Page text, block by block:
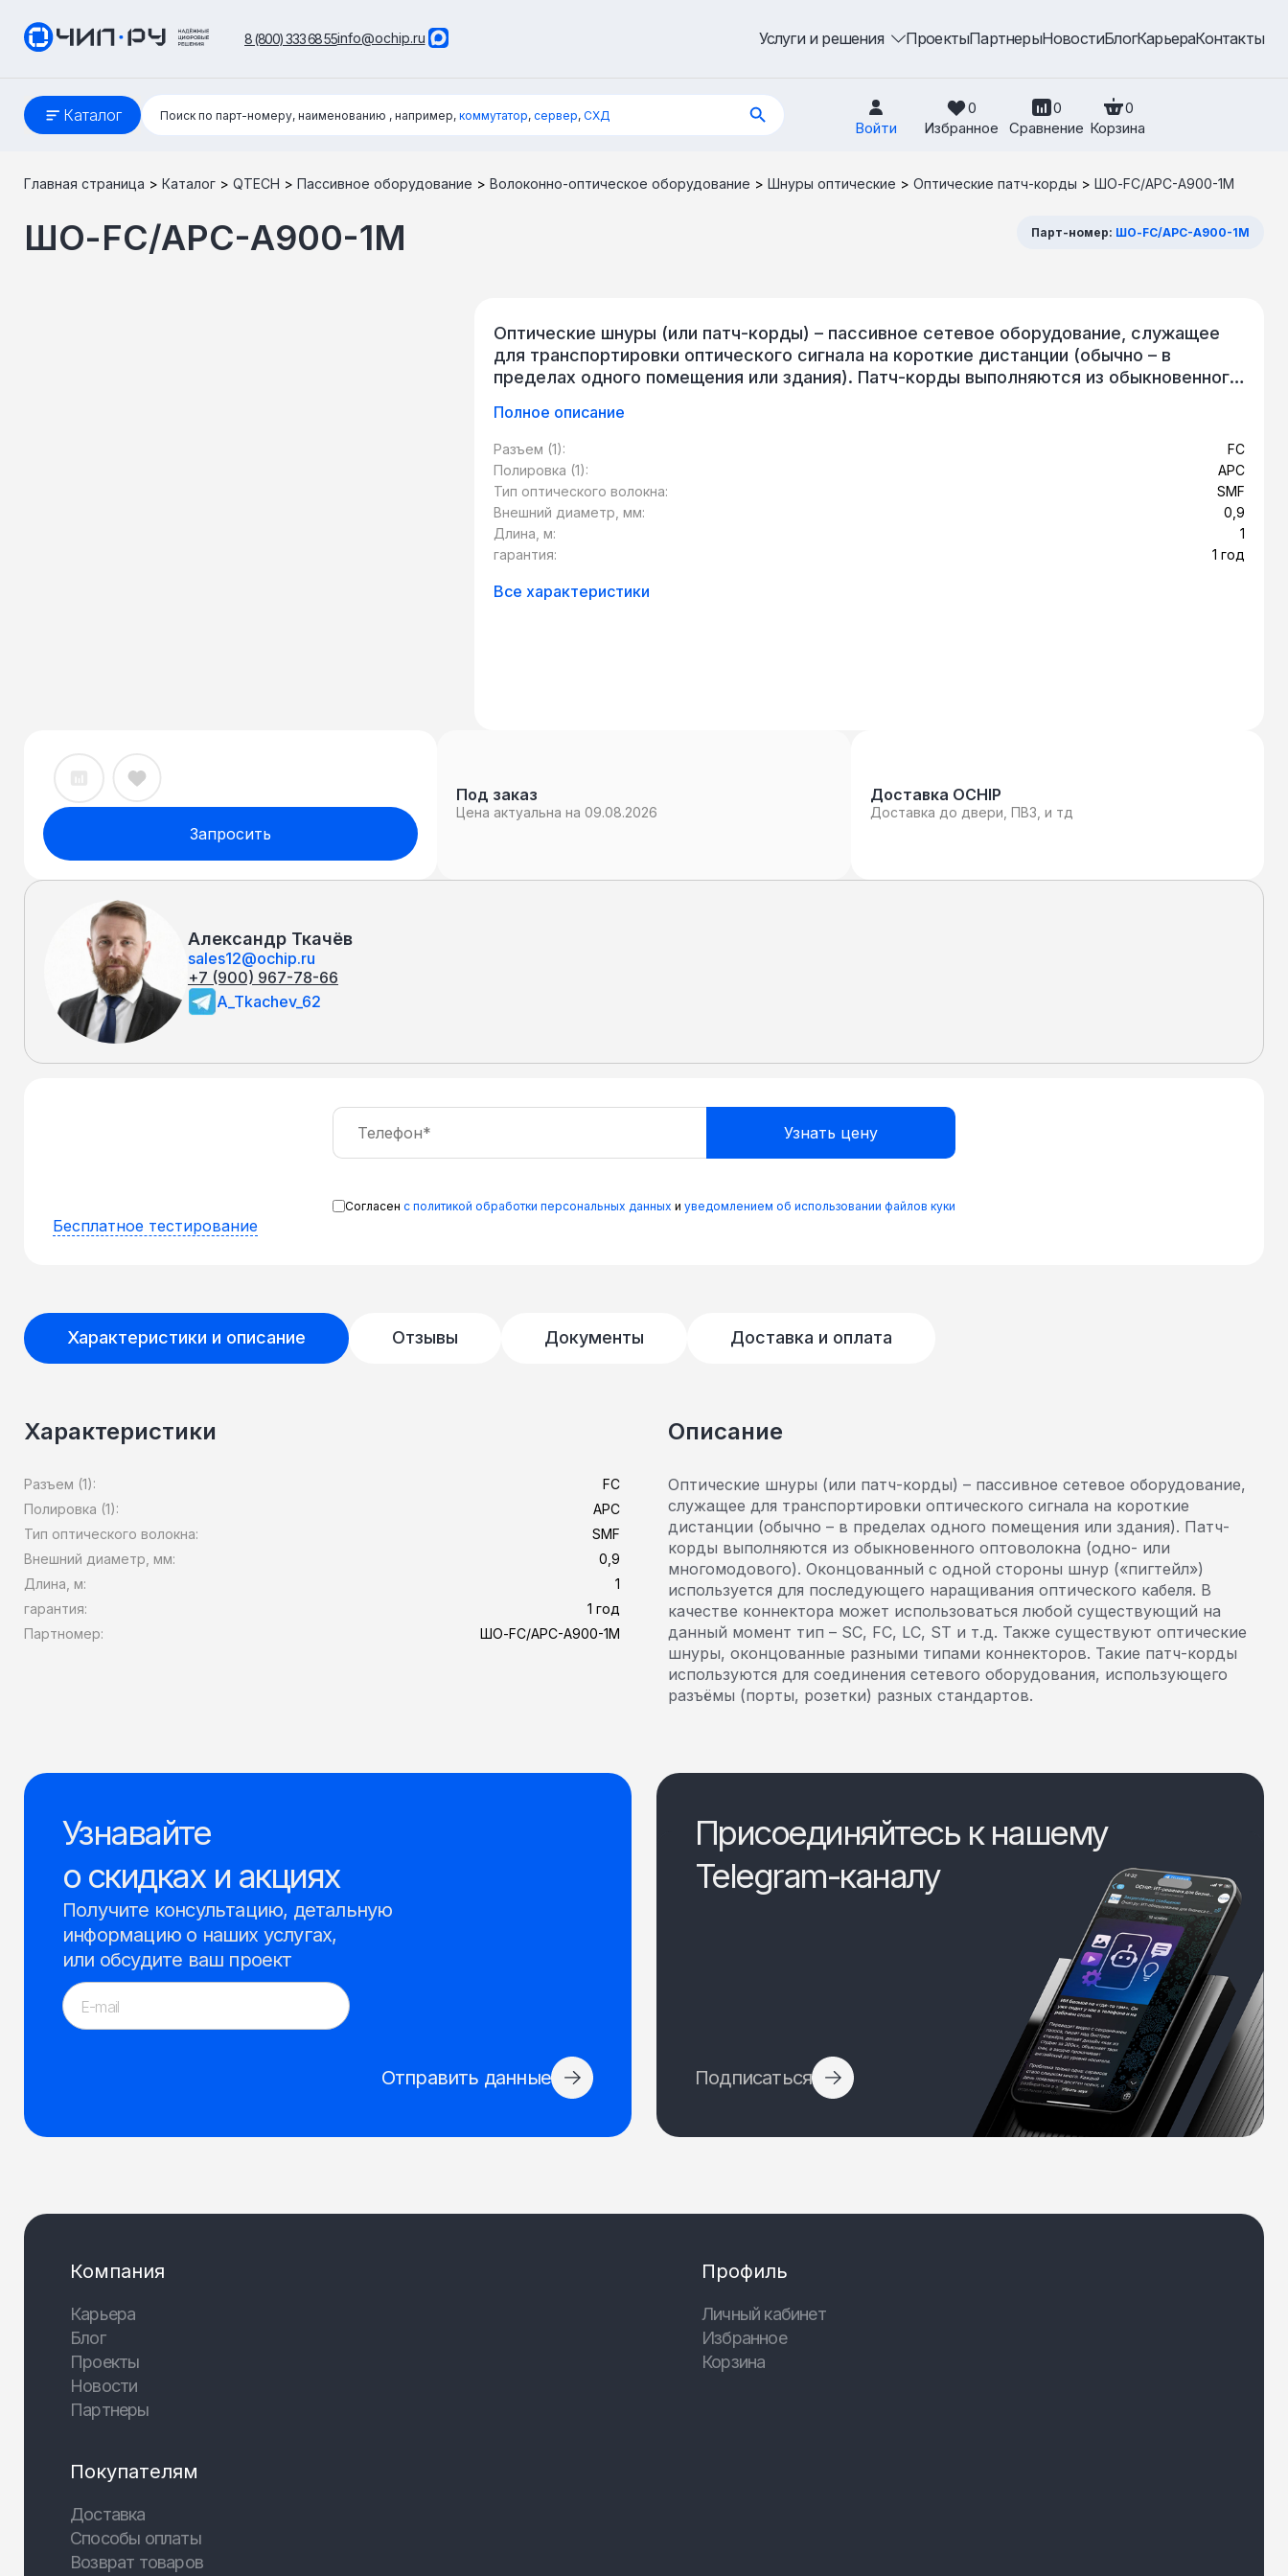
Услуги и решения ПроектыПартнерыНовостиБлогКарьераКонтакты
8 (800) 333 68 55info@ochip.ru
Каталог
Поиск:
Поиск по парт-номеру, наименованию , например, коммутатор, сервер, СХД
Войти
0
Избранное
0
Сравнение
0
Корзина
Главная страница > Каталог > QTECH > Пассивное оборудование > Волоконно-оптическое оборудование > Шнуры оптические > Оптические патч-корды > ШО-FC/APC-A900-1M
ШО-FC/APC-A900-1M Парт-номер: ШО-FC/APC-A900-1M
Оптические шнуры (или патч-корды) – пассивное сетевое оборудование, служащее
для транспортировки оптического сигнала на короткие дистанции (обычно – в
пределах одного помещения или здания). Патч-корды выполняются из обыкновенного
(«пигтейл») используется для последующего наращивания оптического кабеля. В
качестве коннектора может использоваться любой существующий на данный момент
тип – SC, FC, LC, ST и т.д. Также существуют оптические шнуры, оконцованные
разными типами коннекторов. Такие патч-корды используются для соединения
сетевого оборудования, использующего разъёмы (порты, розетки) разных
стандартов.
Полное описание
Разъем (1):
FC
Полировка (1):
АРС
Тип оптического волокна:
SMF
Внешний диаметр, мм:
0,9
Длина, м:
1
гарантия:
1 год
Все характеристики
Запросить
Под заказ
Цена актуальна на 09.08.2026
Доставка OCHIP
Доставка до двери, ПВЗ, и тд
Александр Ткачёв
sales12@ochip.ru
+7 (900) 967-78-66
A_Tkachev_62
Согласен с политикой обработки персональных данных и уведомлением об использовании файлов куки
Бесплатное тестирование
Характеристики и описание Отзывы Документы Доставка и оплата
Характеристики
Разъем (1):
FC
Полировка (1):
АРС
Тип оптического волокна:
SMF
Внешний диаметр, мм:
0,9
Длина, м:
1
гарантия:
1 год
Партномер:
ШО-FC/APC-A900-1M
Описание
Оптические шнуры (или патч-корды) – пассивное сетевое оборудование,
служащее для транспортировки оптического сигнала на короткие
дистанции (обычно – в пределах одного помещения или здания). Патч-
корды выполняются из обыкновенного оптоволокна (одно- или
многомодового). Оконцованный с одной стороны шнур («пигтейл»)
используется для последующего наращивания оптического кабеля. В
качестве коннектора может использоваться любой существующий на
данный момент тип – SC, FC, LC, ST и т.д. Также существуют оптические
шнуры, оконцованные разными типами коннекторов. Такие патч-корды
используются для соединения сетевого оборудования, использующего
разъёмы (порты, розетки) разных стандартов.
Узнавайте
о скидках и акциях
Получите консультацию, детальную
информацию о наших услугах,
или обсудите ваш проект
Отправить данные
Присоединяйтесь к нашему
Telegram-каналу
Подписаться
Компания
Карьера
Блог
Проекты
Новости
Партнеры
Покупателям
Доставка
Способы оплаты
Возврат товаров
Профиль
Личный кабинет
Избранное
Корзина